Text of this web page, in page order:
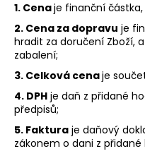
1. Cenaje finanční
2. Cena za dopravu je
hradit za doručení Zboží,
zabalení;
3. Celková cenaje
4. DPH je daň z přidané
předpisů;
5. Faktura je daňový
zákonem o dani z
o
r
u
č
u
j
e
m
e